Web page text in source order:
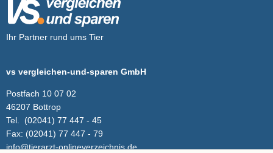
Ihr Partner rund ums Tier
vs vergleichen-und-sparen GmbH
Postfach 10 07 02
46207 Bottrop
Tel.
(02041) 77 447 - 45
Fax: (02041) 77 447 - 79
info@tierarzt-onlineverzeichnis.de